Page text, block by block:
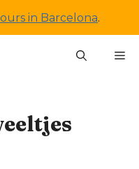
in Barcelona.